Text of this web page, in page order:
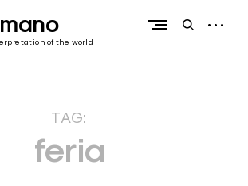
of the world
openopen
TAG:
feria